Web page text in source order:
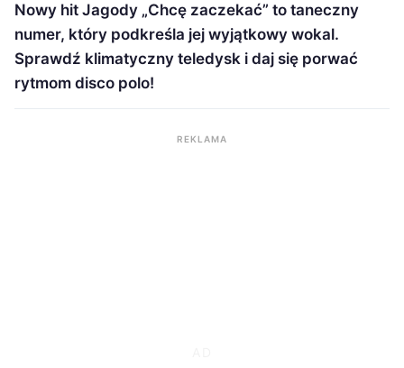
Nowy hit Jagody „Chcę zaczekać” to taneczny
numer, który podkreśla jej wyjątkowy wokal.
Sprawdź klimatyczny teledysk i daj się porwać
rytmom disco polo!
REKLAMA